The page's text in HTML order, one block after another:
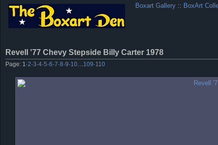
Boxart Gallery :: BoxArt
Revell '77 Chevy Stepside Billy Carter 1978
Page: 1 ·2·3·4·5·6·7·8·9·10 109·110